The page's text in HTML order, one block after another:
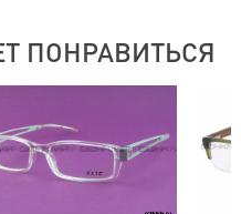
ПОНРАВИТЬСЯ